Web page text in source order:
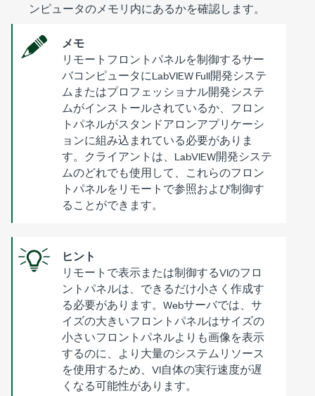
ンピュータのメモリ内にあるかを確認します。
メモ
リモートフロントパネルを制御するサー
バコンピュータにLabVIEW Full開発システ
ムまたはプロフェッショナル開発システ
ムがインストールされているか、フロン
トパネルがスタンドアロンアプリケーシ
ョンに組み込まれている必要がありま
す。クライアントは、LabVIEW開発システ
ムのどれでも使用して、これらのフロン
トパネルをリモートで参照および制御す
ることができます。
ヒント
リモートで表示または制御するVIのフロ
ントパネルは、できるだけ小さく作成す
る必要があります。Webサーバでは、サ
イズの大きいフロントパネルはサイズの
小さいフロントパネルよりも画像を表示
するのに、より大量のシステムリソース
を使用するため、VI自体の実行速度が遅
くなる可能性があります。